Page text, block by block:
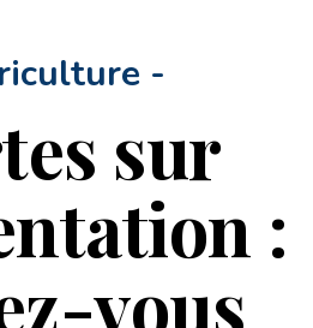
-
sur
:
vous